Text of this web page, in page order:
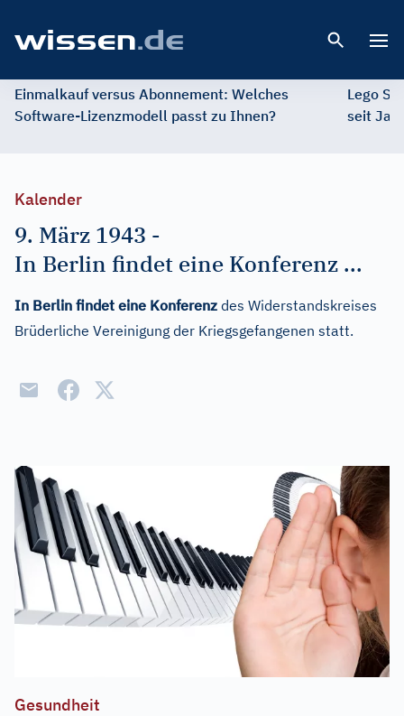
Einmalkauf versus Abonnement: Welches
Software-Lizenzmodell passt zu Ihnen?
Lego
seit
Kalender
9. März 1943 -
In Berlin findet eine Konferenz ...
In Berlin findet eine Konferenz des Widerstandskreises
Brüderliche Vereinigung der Kriegsgefangenen statt.
Gesundheit